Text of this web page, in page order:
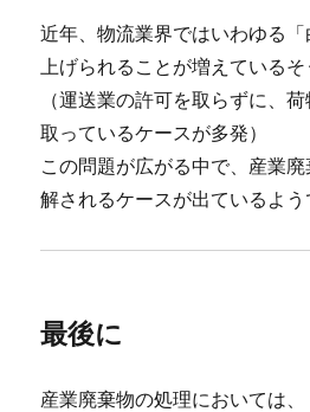
近年、物流業界ではいわゆる「
上げられることが増えているそ
（運送業の許可を取らずに、
取っているケースが多発）
この問題が広がる中で、産業
解されるケースが出ているよう
最後に
産業廃棄物の処理においては、